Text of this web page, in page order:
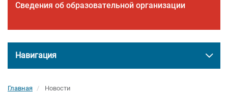
Сведения об образовательной организации
Навигация
Главная Новости